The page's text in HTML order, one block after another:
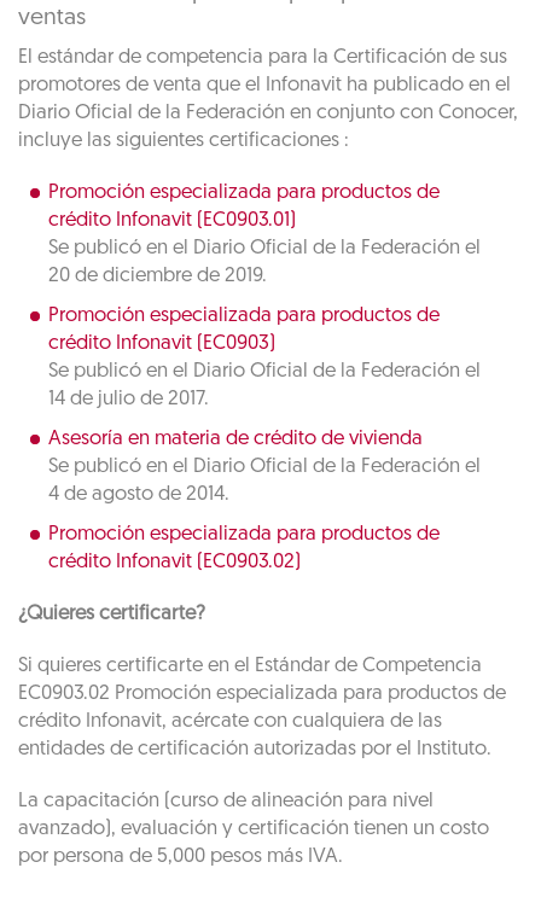
ventas
El estándar de competencia para la Certificación de sus
promotores de venta que el Infonavit ha publicado en el
Diario Oficial de la Federación en conjunto con Conocer,
incluye las siguientes certificaciones :
Promoción especializada para productos de
crédito Infonavit (EC0903.01)
Se publicó en el Diario Oficial de la Federación el
20 de diciembre de 2019.
Promoción especializada para productos de
crédito Infonavit (EC0903)
Se publicó en el Diario Oficial de la Federación el
14 de julio de 2017.
Asesoría en materia de crédito de vivienda
Se publicó en el Diario Oficial de la Federación el
4 de agosto de 2014.
Promoción especializada para productos de
crédito Infonavit (EC0903.02)
¿Quieres certificarte?
Si quieres certificarte en el Estándar de Competencia
EC0903.02 Promoción especializada para productos de
crédito Infonavit, acércate con cualquiera de las
entidades de certificación autorizadas por el Instituto.
La capacitación (curso de alineación para nivel
avanzado), evaluación y certificación tienen un costo
por persona de 5,000 pesos más IVA.